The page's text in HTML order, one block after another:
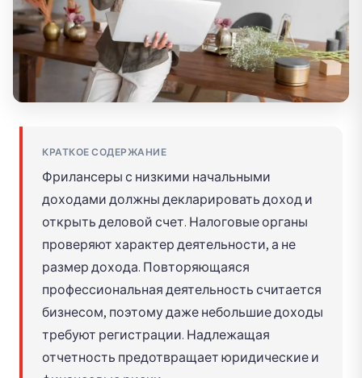
КРАТКОЕ СОДЕРЖАНИЕ
Фрилансеры с низкими начальными
доходами должны декларировать доход и
открыть деловой счет. Налоговые органы
проверяют характер деятельности, а не
размер дохода. Повторяющаяся
профессиональная деятельность считается
бизнесом, поэтому даже небольшие доходы
требуют регистрации. Надлежащая
отчетность предотвращает юридические и